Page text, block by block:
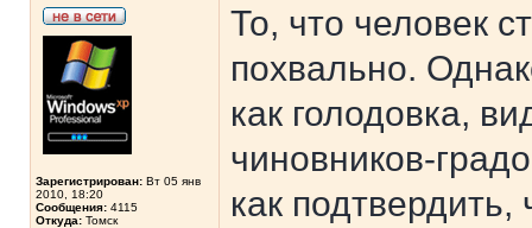
Зарегистрирован: Вт 05 янв
2010, 18:20
Сообщения: 4115
Откуда: Томск
То, что человек
похвально.
как голодовка,
чиновников-
как